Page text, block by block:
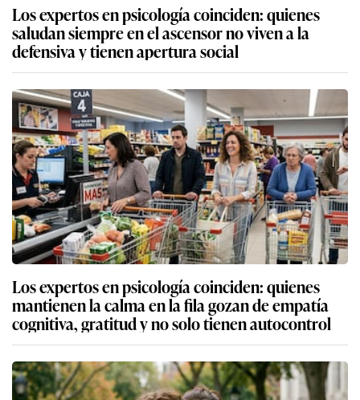
Los expertos en psicología coinciden: quienes
saludan siempre en el ascensor no viven a la
defensiva y tienen apertura social
Los expertos en psicología coinciden: quienes
mantienen la calma en la fila gozan de empatía
cognitiva, gratitud y no solo tienen autocontrol